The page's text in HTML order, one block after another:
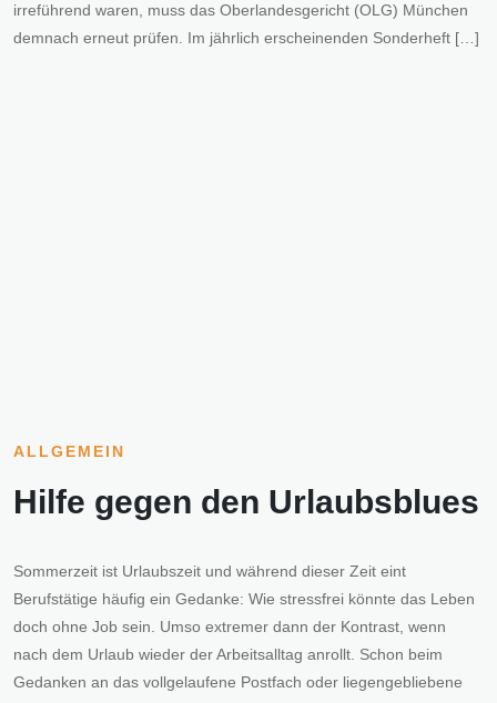
irreführend waren, muss das Oberlandesgericht (OLG) München
demnach erneut prüfen. Im jährlich erscheinenden Sonderheft […]
ALLGEMEIN
Hilfe gegen den Urlaubsblues
Sommerzeit ist Urlaubszeit und während dieser Zeit eint
Berufstätige häufig ein Gedanke: Wie stressfrei könnte das Leben
doch ohne Job sein. Umso extremer dann der Kontrast, wenn
nach dem Urlaub wieder der Arbeitsalltag anrollt. Schon beim
Gedanken an das vollgelaufene Postfach oder liegengebliebene